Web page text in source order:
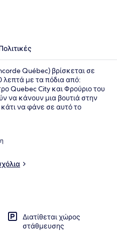
Québec) βρίσκεται σε
λεπτά με τα πόδια από:
Quebec City και Φρούριο του
να κάνουν μια βουτιά στην
να φάνε σε αυτό το
ακόμη 2 μπανιέρες
Για την πισίνα και τα
εξαιρετική
Διατίθεται χώρος
στάθμευσης